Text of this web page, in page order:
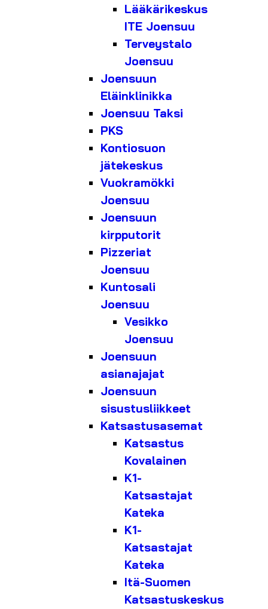
Lääkärikeskus
ITE Joensuu
Terveystalo
Joensuu
Joensuun
Eläinklinikka
Joensuu Taksi
PKS
Kontiosuon
jätekeskus
Vuokramökki
Joensuu
Joensuun
kirpputorit
Pizzeriat
Joensuu
Kuntosali
Joensuu
Vesikko
Joensuu
Joensuun
asianajajat
Joensuun
sisustusliikkeet
Katsastusasemat
Katsastus
Kovalainen
K1-
Katsastajat
Kateka
K1-
Katsastajat
Kateka
Itä-Suomen
Katsastuskeskus